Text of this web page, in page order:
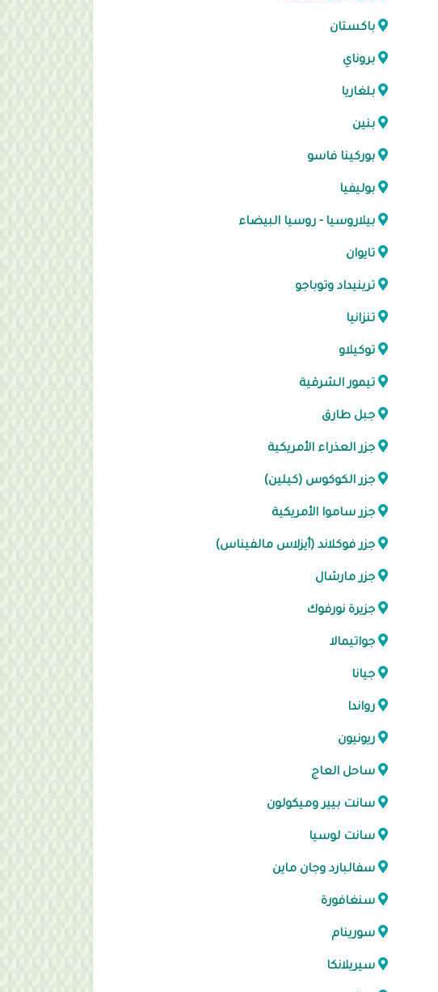
باكستان
بروناي
بلغاريا
بنين
بوركينا فاسو
بوليفيا
بيلاروسيا - روسيا البيضاء
تايوان
ترينيداد وتوباجو
تنزانيا
توكيلاو
تيمور الشرقية
جبل طارق
جزر العذراء الأمريكية
جزر الكوكوس (كيلين)
جزر ساموا الأمريكية
جزر فوكلاند (أيزلاس مالفيناس)
جزر مارشال
جزيرة نورفوك
جواتيمالا
جيانا
رواندا
ريونيون
ساحل العاج
سانت بيير وميكولون
سانت لوسيا
سفالبارد وجان ماين
سنغافورة
سورينام
سيريلانكا